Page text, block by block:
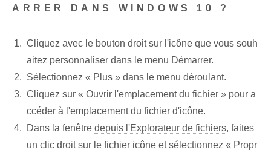
ARRER DANS WINDOWS 10 ?
Cliquez avec le bouton droit sur l'icône que vous souh
aitez personnaliser dans le menu Démarrer.
Sélectionnez « Plus » dans le menu déroulant.
Cliquez sur « Ouvrir l'emplacement du fichier » pour a
ccéder à l'emplacement du fichier d'icône.
Dans la fenêtre depuis l'Explorateur de fichiers, faites
un clic droit⁣ sur le fichier ⁢icône‍ et sélectionnez « Propr